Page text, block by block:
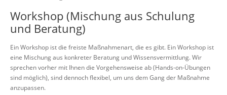
Workshop (Mischung aus Schulung
und Beratung)
Ein Workshop ist die freiste Maßnahmenart, die es gibt. Ein Workshop ist
eine Mischung aus konkreter Beratung und Wissensvermittlung. Wir
sprechen vorher mit Ihnen die Vorgehensweise ab (Hands-on-Übungen
sind möglich), sind dennoch flexibel, um uns dem Gang der Maßnahme
anzupassen.